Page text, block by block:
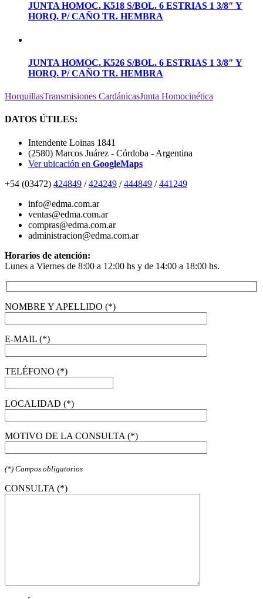
JUNTA HOMOC. K518 S/BOL. 6 ESTRIAS 1 3/8″ Y
HORQ. P/ CAÑO TR. HEMBRA
JUNTA HOMOC. K526 S/BOL. 6 ESTRIAS 1 3/8″ Y
HORQ. P/ CAÑO TR. HEMBRA
HorquillasTransmisiones CardánicasJunta Homocinética
DATOS ÚTILES:
Intendente Loinas 1841
(2580) Marcos Juárez - Córdoba - Argentina
Ver ubicación en GoogleMaps
+54 (03472) 424849 /424249 /444849 /441249
info@edma.com.ar
ventas@edma.com.ar
compras@edma.com.ar
administracion@edma.com.ar
Horarios de atención:
Lunes a Viernes de 8:00 a 12:00 hs y de 14:00 a 18:00 hs.
NOMBRE Y APELLIDO (*)
E-MAIL (*)
TELÉFONO (*)
LOCALIDAD (*)
MOTIVO DE LA CONSULTA (*)
(*) Campos obligatorios
CONSULTA (*)